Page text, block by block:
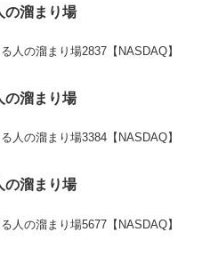
の溜まり場
人の溜まり場2837【NASDAQ】
の溜まり場
人の溜まり場3384【NASDAQ】
の溜まり場
人の溜まり場5677【NASDAQ】